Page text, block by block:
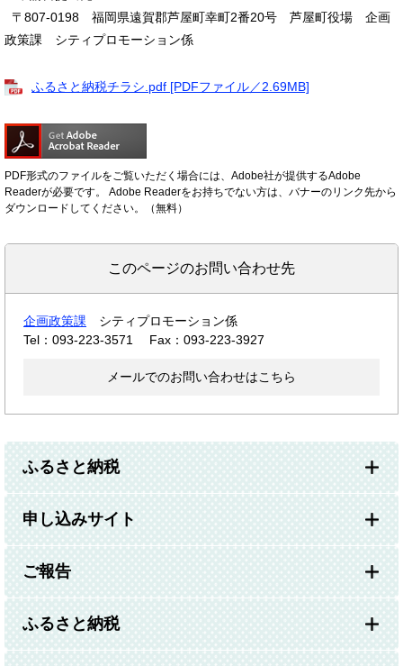
〒807-0198 福岡県遠賀郡芦屋町幸町2番20号 芦屋町役場 企画
政策課 シティプロモーション係
ふるさと納税チラシ.pdf [PDFファイル／2.69MB]
PDF形式のファイルをご覧いただく場合には、Adobe社が提供するAdobe
Readerが必要です。
Adobe Readerをお持ちでない方は、バナーのリンク先から
ダウンロードしてください。（無料）
このページのお問い合わせ先
企画政策課
シティプロモーション係
Tel：093-223-3571
Fax：093-223-3927
メールでのお問い合わせはこちら
ふるさと納税
申し込みサイト
ご報告
ふるさと納税